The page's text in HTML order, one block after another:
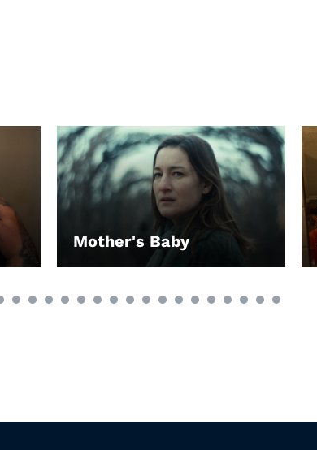
Mother's Baby
LEIHEN